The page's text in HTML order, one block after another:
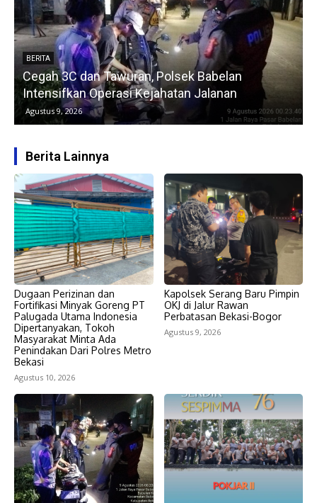
BERITA
Cegah 3C dan Tawuran, Polsek Babelan
Intensifkan Operasi Kejahatan Jalanan
Agustus 9, 2026
Berita Lainnya
Dugaan Perizinan dan
Fortifikasi Minyak Goreng PT
Palugada Utama Indonesia
Dipertanyakan, Tokoh
Masyarakat Minta Ada
Penindakan Dari Polres Metro
Bekasi
Agustus 10, 2026
Kapolsek Serang Baru Pimpin
OKJ di Jalur Rawan
Perbatasan Bekasi-Bogor
Agustus 9, 2026